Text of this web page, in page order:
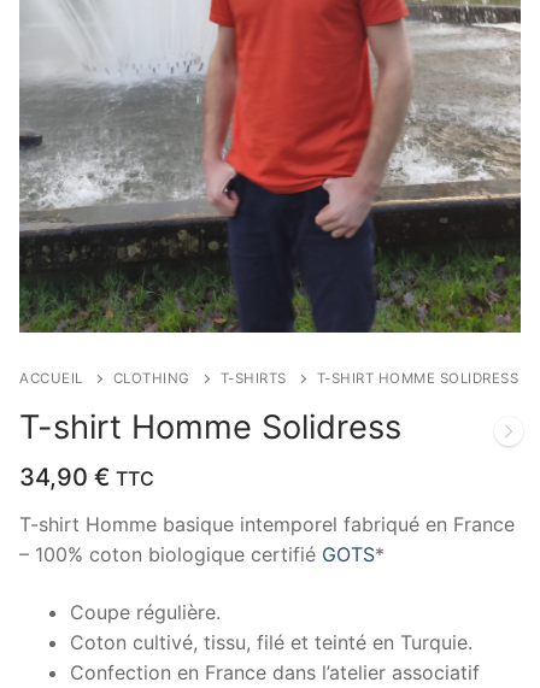
ACCUEIL CLOTHING T-SHIRTS T-SHIRT HOMME SOLIDRESS
T-shirt Homme Solidress
34,90 € TTC
T-shirt Homme basique intemporel fabriqué en France
– 100% coton biologique certifié GOTS*
Coupe régulière.
Coton cultivé, tissu, filé et teinté en Turquie.
Confection en France dans l’atelier associatif